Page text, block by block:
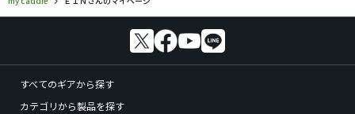
すべてのギアから探す
カテゴリから製品を探す